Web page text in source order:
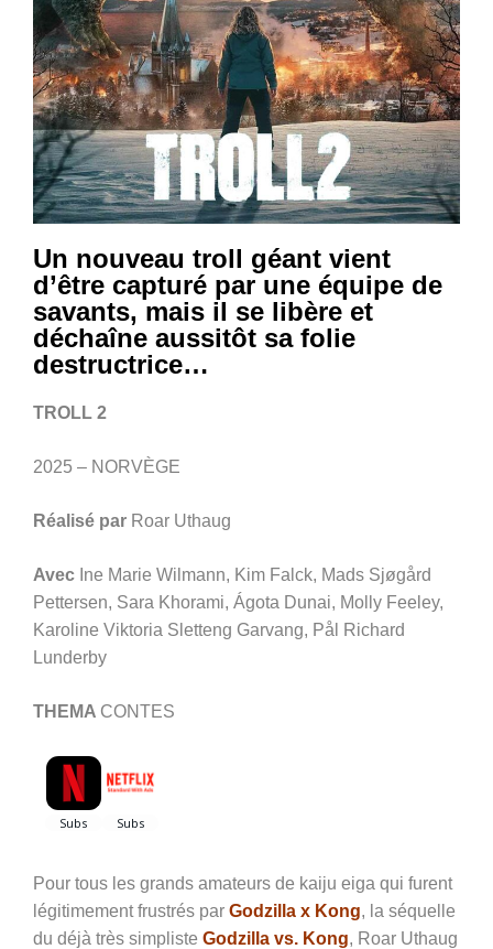
Un nouveau troll géant vient
d’être capturé par une équipe de
savants, mais il se libère et
déchaîne aussitôt sa folie
destructrice…
TROLL 2
2025 – NORVÈGE
Réalisé par Roar Uthaug
Avec Ine Marie Wilmann, Kim Falck, Mads Sjøgård
Pettersen, Sara Khorami, Ágota Dunai, Molly Feeley,
Karoline Viktoria Sletteng Garvang, Pål Richard
Lunderby
THEMA CONTES
Pour tous les grands amateurs de kaiju eiga qui furent
légitimement frustrés par Godzilla x Kong, la séquelle
du déjà très simpliste Godzilla vs. Kong, Roar Uthaug